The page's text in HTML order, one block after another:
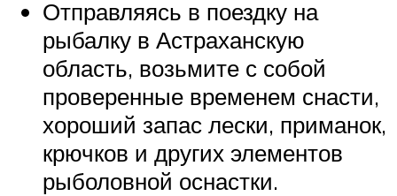
Отправляясь в поездку на
рыбалку в Астраханскую
область, возьмите с собой
проверенные временем снасти,
хороший запас лески, приманок,
крючков и других элементов
рыболовной оснастки.